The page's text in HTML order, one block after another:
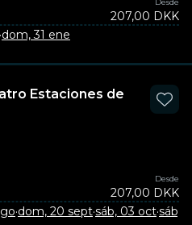
207,00 DKK
·dom, 31 ene
Estaciones de
Desde
207,00 DKK
·dom, 20 sept·sáb, 03 oct·sáb,